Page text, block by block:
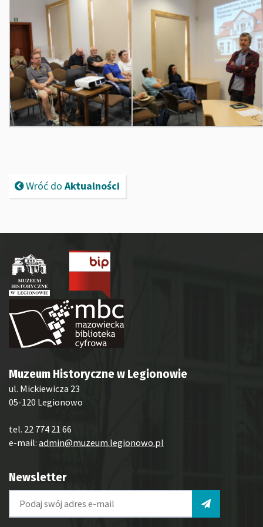
Wróć do Aktualności
Muzeum Historyczne w Legionowie
ul. Mickiewicza 23
05-120 Legionowo
tel. 22 774 21 66
e-mail: admin@muzeum.legionowo.pl
Newsletter